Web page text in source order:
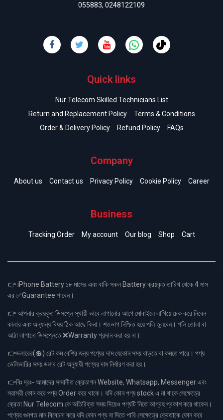
055883, 0248122109
Quick links
Nur Telecom Skilled Technicians List
Return and Replacement Policy
Terms & Conditions
Order & Delivery Policy
Refund Policy FAQs
Company
About us Contact us Privacy Policy Cookie Policy Career
Business
Tracking Order My account Our blog Shop Cart
👉 iPhone Battery ১৮ মাসের এবং বাকি সকল Battery ক্রয়কৃত তারিখ থেকে 4 মাস
এর ✅Guarantee পাবেন।
👉 আপনার ক্রয়কৃত ডিসপ্লে স্থায়ী ভাবে লাগানোর আগে মোবাইলে লাগিয়ে চেক করে নিবেন
কালার এবং অন্যান্য বিষয় ঠিক আছে কিনা। শতভাগ নিশ্চিত হয়ে পলি তুলবেন। পলি তোলা বা
আঠা লাগানো ডিসপ্লেতে ❌Warranty প্রদান করা হয় না।
👉ডলারের(💲) রেট কম বেশির জন্য পণ্যের দাম যেকোন সময় বাড়তে বা কমতে পারে। পণ্য
ডেলিভারির সময় ডলার রেট অনুযায়ী পণ্যের দাম নির্ধারণ করা হয়।
👉বিঃ দ্রঃ- আমাদের সম্মানীত ক্রেতাগন Website, Whatsapp, Messenger এবং
সরাসরী ফোন করে পণ্য Order করে থাকে। যদি কোন পণ্য stock এ না থাকে সেক্ষেত্রে
ক্রেতা Nur Telecom কে অতিরিক্ত সময় দিয়েও পণ্যটি নিতে আগ্রহ প্রকাশ করে থাকেন।
পণ্যের গুনগত মান বিবেচনা করে যদি কোন পণ্য না দিতে পারি সেক্ষেত্রে ক্রেতাকে ফোন করে